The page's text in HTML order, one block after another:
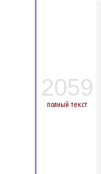
2059
полный текст